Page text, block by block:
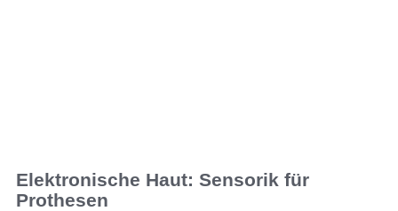
Elektronische Haut: Sensorik für
Prothesen